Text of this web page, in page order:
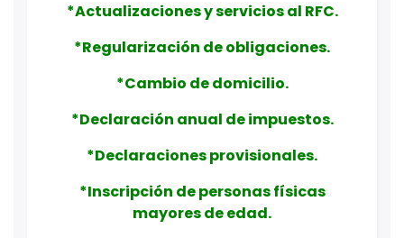
*Actualizaciones y servicios al RFC.
*Regularización de obligaciones.
*Cambio de domicilio.
*Declaración anual de impuestos.
*Declaraciones provisionales.
*Inscripción de personas físicas
mayores de edad.